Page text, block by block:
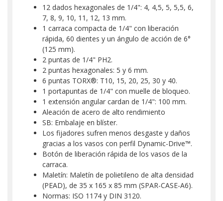
12 dados hexagonales de 1/4": 4, 4,5, 5, 5,5, 6,
7, 8, 9, 10, 11, 12, 13 mm.
1 carraca compacta de 1/4" con liberación
rápida, 60 dientes y un ángulo de acción de 6°
(125 mm).
2 puntas de 1/4" PH2.
2 puntas hexagonales: 5 y 6 mm.
6 puntas TORX®: T10, 15, 20, 25, 30 y 40.
1 portapuntas de 1/4" con muelle de bloqueo.
1 extensión angular cardan de 1/4": 100 mm.
Aleación de acero de alto rendimiento
SB: Embalaje en blíster.
Los fijadores sufren menos desgaste y daños
gracias a los vasos con perfil Dynamic-Drive™.
Botón de liberación rápida de los vasos de la
carraca.
Maletín: Maletín de polietileno de alta densidad
(PEAD), de 35 x 165 x 85 mm (SPAR-CASE-A6).
Normas: ISO 1174 y DIN 3120.